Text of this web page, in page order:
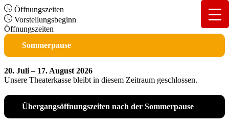
Öffnungszeiten
Vorstellungsbeginn
Öffnungszeiten
Sommerpause
20. Juli – 17. August 2026
Unsere Theaterkasse bleibt in diesem Zeitraum geschlossen.
Übergangsöffnungszeiten nach der Sommerpause